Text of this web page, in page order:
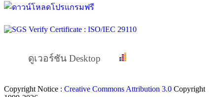
ดูเวอร์ชัน Desktop
Copyright Notice : Creative Commons Attribution 3.0 Copyright